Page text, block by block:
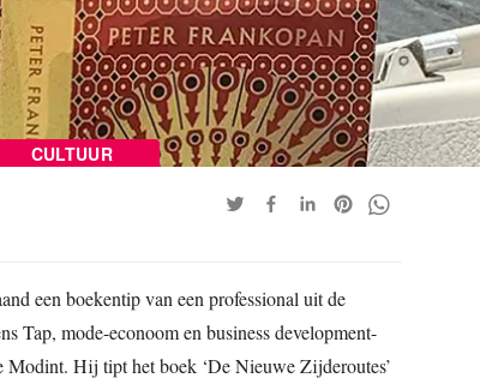
CULTUUR
een boekentip van een professional uit de
Tap, mode-econoom en business development-
Modint. Hij tipt het boek ‘De Nieuwe Zijderoutes’